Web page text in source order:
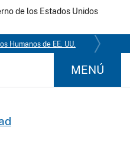
de los Estados Unidos
Humanos de EE. UU.
MENÚ